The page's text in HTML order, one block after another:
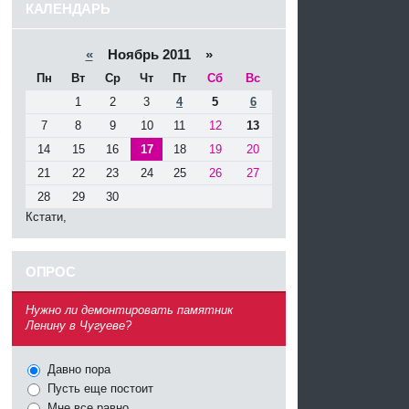
КАЛЕНДАРЬ
«Ноябрь 2011 »
Пн Вт Ср Чт Пт Сб
Вс
1
2 3 4 5
6
7
8 9 10 11 12
13
14
15 16 17 18 19
20
21
22 23 24 25 26
27
28
29
30
Кстати,
ОПРОС
Нужно ли демонтировать памятник
Ленину в Чугуеве?
Давно пора
Пусть еще постоит